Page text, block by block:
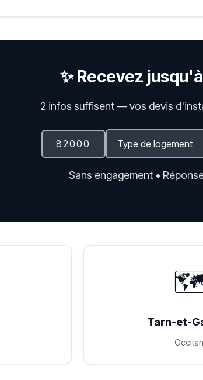
✨ Recevez
2 infos suffisent — vos devis
Sans engagement •
Tarn-et-